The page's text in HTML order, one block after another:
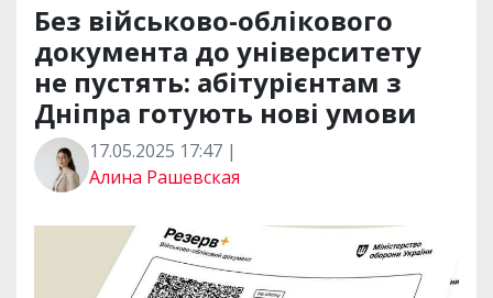
Без військово-облікового
документа до університету
не пустять: абітурієнтам з
Дніпра готують нові умови
17.05.2025 17:47 |
Алина Рашевская